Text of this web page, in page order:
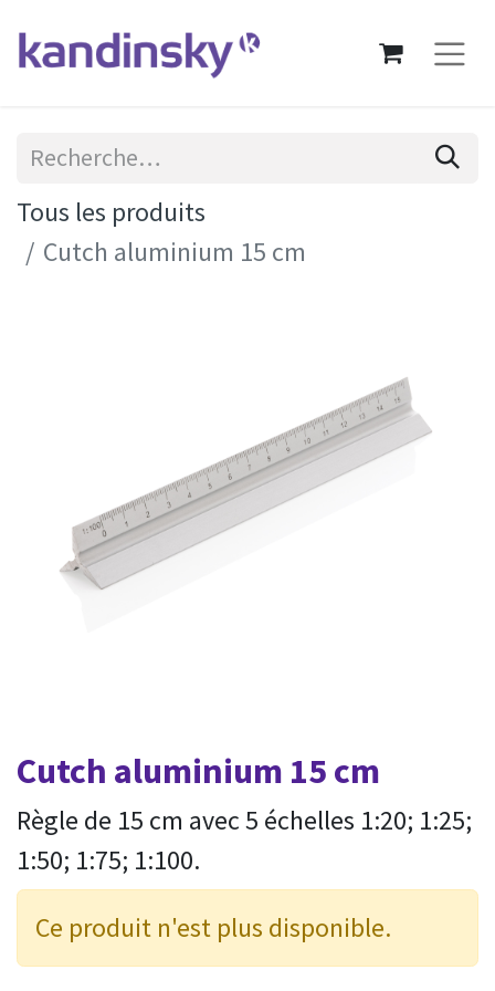
Tous les produits
Cutch aluminium 15 cm
Cutch aluminium 15 cm
Règle de 15 cm avec 5 échelles 1:20; 1:25;
1:50; 1:75; 1:100.
Ce produit n'est plus disponible.